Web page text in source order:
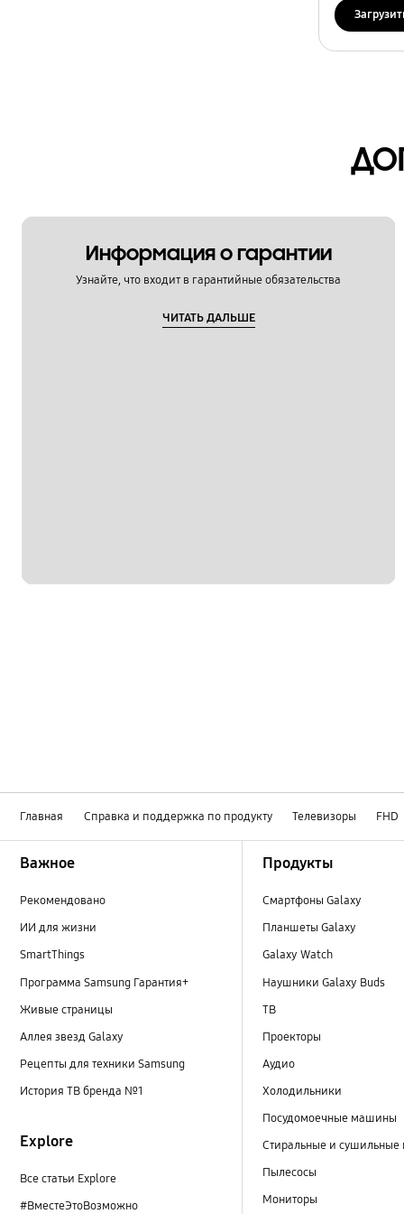
Информация о гарантии
Узнайте, что входит в гарантийные обязательства
ЧИТАТЬ ДАЛЬШЕ
Главная Справка и поддержка по продукту Телевизоры FHD
Важное
Рекомендовано
ИИ для жизни
SmartThings
Программа Samsung Гарантия+
Живые страницы
Аллея звезд Galaxy
Рецепты для техники Samsung
История ТВ бренда №1
Explore
Все статьи Explore
#ВместеЭтоВозможно
Продукты
Смартфоны Galaxy
Планшеты Galaxy
Galaxy Watch
Наушники Galaxy Buds
ТВ
Проекторы
Аудио
Холодильники
Посудомоечные машины
Стиральные и
Пылесосы
Мониторы